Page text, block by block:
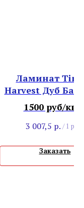
Ламинат
Harvest Дуб
1500 руб/
3 007,5 р. / 1 pack
Заказать